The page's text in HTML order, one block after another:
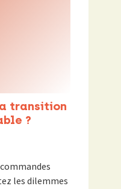
transition
?
les dilemmes